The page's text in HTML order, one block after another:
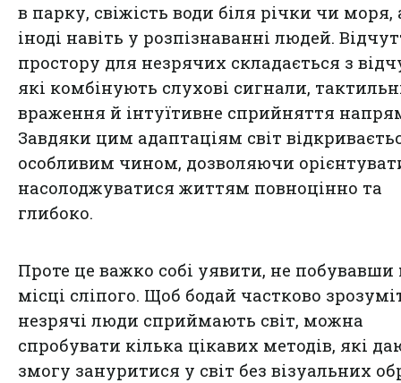
в парку, свіжість води біля річки чи моря,
іноді навіть у розпізнаванні людей.
простору для незрячих складається з
які комбінують слухові сигнали,
враження й інтуїтивне сприйняття
Завдяки цим адаптаціям світ
особливим чином, дозволяючи
насолоджуватися життям повноцінно та
глибоко.
Проте це важко собі уявити, не побувавши
місці сліпого. Щоб бодай частково
незрячі люди сприймають світ, можна
спробувати кілька цікавих методів, які
змогу зануритися у світ без візуальних